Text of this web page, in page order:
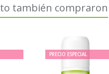
también compraron
PRECIO ESPECIAL